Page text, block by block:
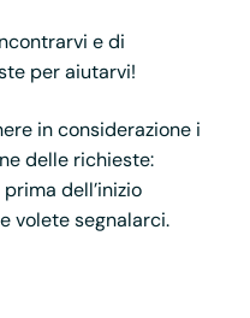
e di
per aiutarvi!
in considerazione i
delle richieste:
dell’inizio
volete segnalarci.